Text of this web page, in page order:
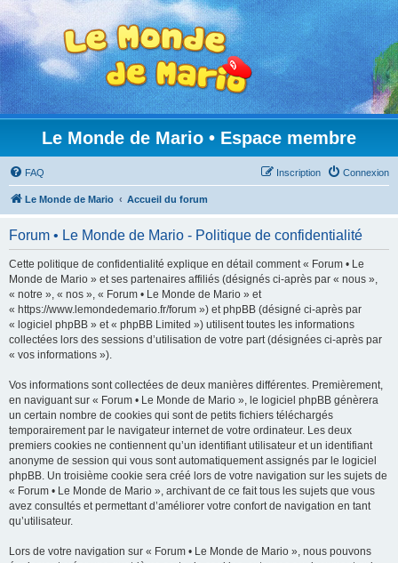
Le Monde de Mario • Espace membre
FAQ Connexion
Inscription
Le Monde de Mario Accueil du forum
Forum • Le Monde de Mario - Politique de confidentialité
Cette politique de confidentialité explique en détail comment « Forum • Le
Monde de Mario » et ses partenaires affiliés (désignés ci-après par « nous »,
« notre », « nos », « Forum • Le Monde de Mario » et
« https://www.lemondedemario.fr/forum ») et phpBB (désigné ci-après par
« logiciel phpBB » et « phpBB Limited ») utilisent toutes les informations
collectées lors des sessions d’utilisation de votre part (désignées ci-après par
« vos informations »).
Vos informations sont collectées de deux manières différentes. Premièrement,
en naviguant sur « Forum • Le Monde de Mario », le logiciel phpBB génèrera
un certain nombre de cookies qui sont de petits fichiers téléchargés
temporairement par le navigateur internet de votre ordinateur. Les deux
premiers cookies ne contiennent qu’un identifiant utilisateur et un identifiant
anonyme de session qui vous sont automatiquement assignés par le logiciel
phpBB. Un troisième cookie sera créé lors de votre navigation sur les sujets de
« Forum • Le Monde de Mario », archivant de ce fait tous les sujets que vous
avez consultés et permettant d’améliorer votre confort de navigation en tant
qu’utilisateur.
Lors de votre navigation sur « Forum • Le Monde de Mario », nous pouvons